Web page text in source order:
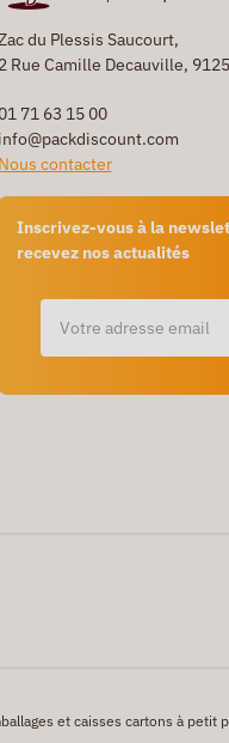
du Plessis Saucourt,
2 Rue Camille Decauville,
71 63 15 00
info@packdiscount.com
Nous contacter
Inscrivez-vous à la
recevez nos actualités
et caisses cartons à petit